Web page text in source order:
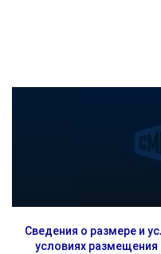
Сведения о размере и
условиях размещения